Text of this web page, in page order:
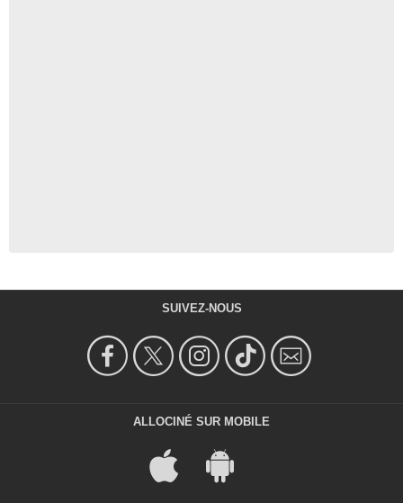
SUIVEZ-NOUS
ALLOCINÉ SUR MOBILE